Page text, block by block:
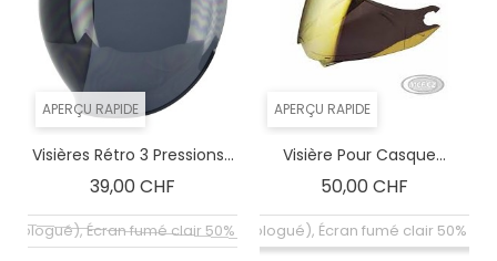
APERÇU RAPIDE
Visières Rétro 3 Pressions...
39,00 CHF
Écran fumé clair 50% (non homologué)
APERÇU RAPIDE
Visière Pour Casque...
50,00 CHF
Coloré (non homologué), Écran fumé clair 50%